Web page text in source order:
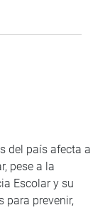
del país afecta a
pese a la
Escolar y su
para prevenir,